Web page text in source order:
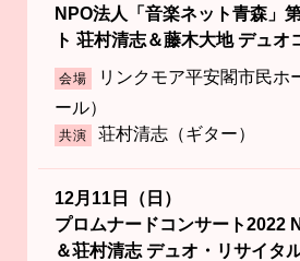
NPO法人「音楽ネット青森」
ト 荘村清志＆藤木大地 デュオ
会場
リンクモア平安閣市民ホ
ール）
共演 荘村清志（ギター）
12月11日（日）
プロムナードコンサート2022
＆荘村清志 デュオ・リサイタ